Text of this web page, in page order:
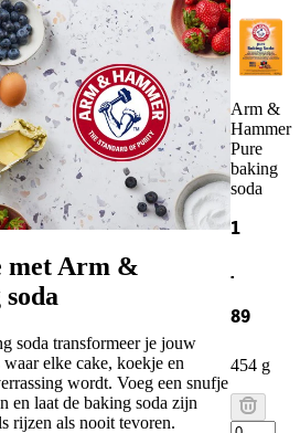
met Arm &
soda transformeer je jouw
elke cake, koekje en
wordt. Voeg een snufje
en laat de baking soda zijn
rijzen als nooit tevoren.
Arm &
Hammer
Pure
baking
soda
1
.
89
454 g